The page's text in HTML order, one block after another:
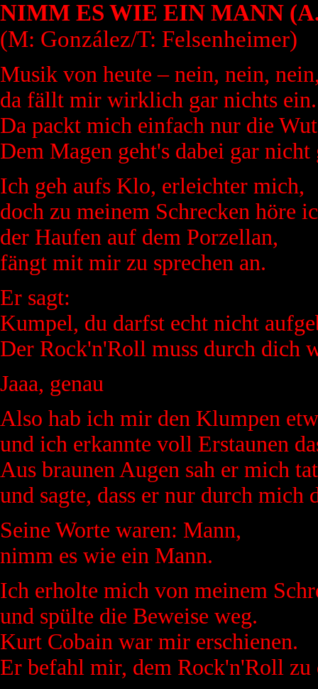
NIMM ES WIE EIN MANN
(M: González/T: Felsenheimer)
Musik von heute – nein, nein,
da fällt mir wirklich gar nichts ein.
Da packt mich einfach nur die
Dem Magen geht's dabei gar nicht
Ich geh aufs Klo, erleichter mich,
doch zu meinem Schrecken höre
der Haufen auf dem Porzellan,
fängt mit mir zu sprechen an.
Er sagt:
Kumpel, du darfst echt nicht
Der Rock'n'Roll muss durch dich
Jaaa, genau
Also hab ich mir den Klumpen
und ich erkannte voll Erstaunen
Aus braunen Augen sah er mich
und sagte, dass er nur durch mich
Seine Worte waren: Mann,
nimm es wie ein Mann.
Ich erholte mich von meinem
und spülte die Beweise weg.
Kurt Cobain war mir erschienen.
Er befahl mir, dem Rock'n'Roll zu